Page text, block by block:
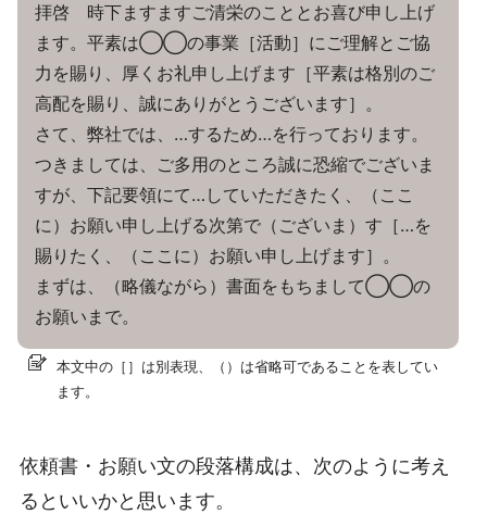
拝啓 時下ますますご清栄のこととお喜び申し上げ
ます。平素は◯◯の事業［活動］にご理解とご協
力を賜り、厚くお礼申し上げます［平素は格別のご
高配を賜り、誠にありがとうございます］。
さて、弊社では、…するため…を行っております。
つきましては、ご多用のところ誠に恐縮でございま
すが、下記要領にて…していただきたく、（ここ
に）お願い申し上げる次第で（ございま）す［…を
賜りたく、（ここに）お願い申し上げます］。
まずは、（略儀ながら）書面をもちまして◯◯の
お願いまで。
本文中の［］は別表現、（）は省略可であることを表してい
ます。
依頼書・お願い文の段落構成は、次のように考え
るといいかと思います。